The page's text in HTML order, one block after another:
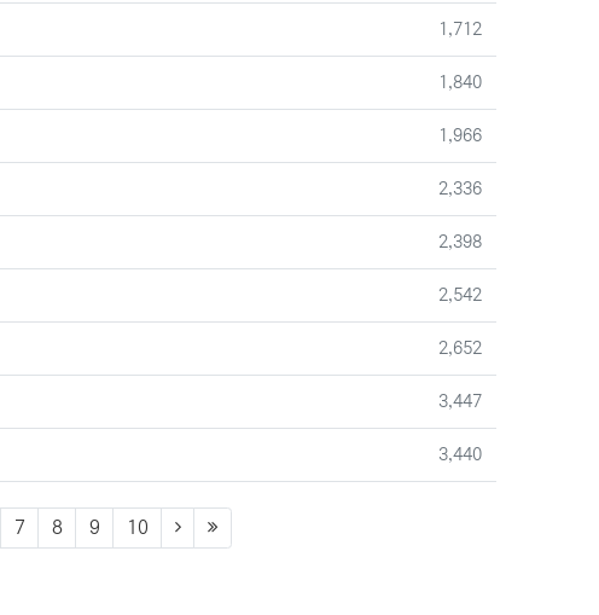
조회
1,712
조회
1,840
조회
1,966
조회
2,336
조회
2,398
조회
2,542
조회
2,652
조회
3,447
조회
3,440
7 8 9 10